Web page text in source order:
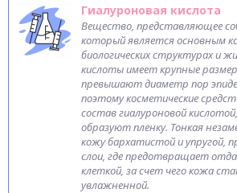
Гиалуроновая кислота
Вещество, представляющее
который является основным
биологических структурах и
кислоты имеет крупные
превышают диаметр пор
поэтому косметические
состав гиалуроновой
образуют пленку. Тонкая
кожу бархатистой и упругой,
слои, где предотвращает
клеткой, за счет чего кожа
увлажненной.